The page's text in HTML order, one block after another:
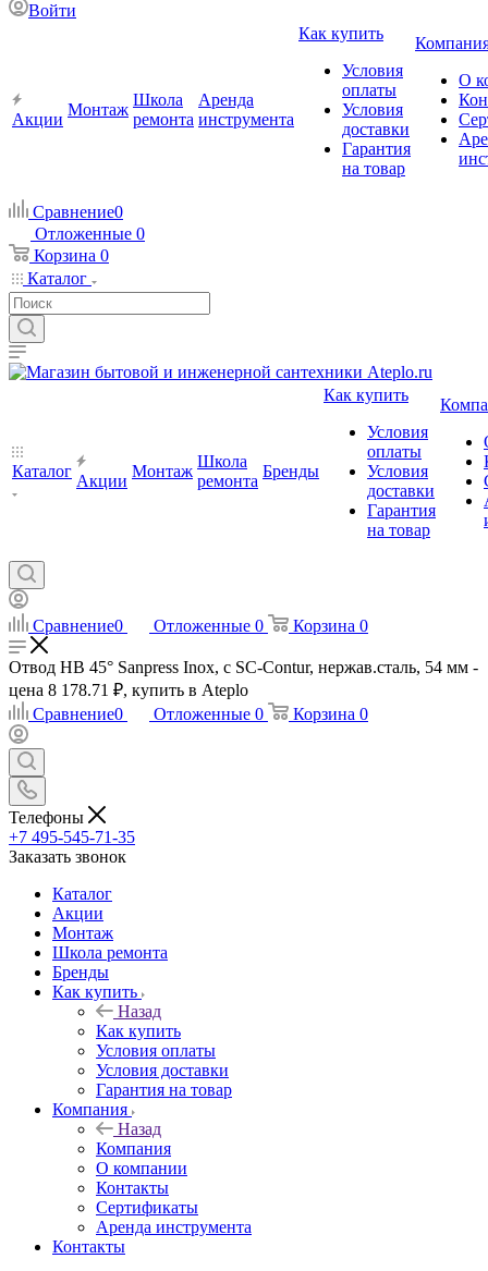
Войти
Акции
Монтаж
Школа
ремонта
Аренда
инструмента
Как купить
Условия
оплаты
Условия
доставки
Гарантия
на товар
О
Сравнение0
Отложенные 0
Корзина 0
Каталог
Каталог
Акции
Монтаж
Школа
ремонта
Бренды
Как купить
Условия
оплаты
Условия
доставки
Гарантия
на товар
Сравнение0 Отложенные 0 Корзина 0
Отвод НВ 45° Sanpress Inox, с SC-Contur, нержав.сталь, 54 мм -
цена 8 178.71 ₽, купить в Ateplo
Сравнение0 Отложенные 0 Корзина 0
Телефоны
+7 495-545-71-35
Заказать звонок
Каталог
Акции
Монтаж
Школа ремонта
Бренды
Как купить
Назад
Как купить
Условия оплаты
Условия доставки
Гарантия на товар
Компания
Назад
Компания
О компании
Контакты
Сертификаты
Аренда инструмента
Контакты